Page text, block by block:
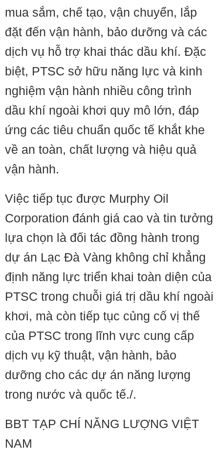
mua sắm, chế tạo, vận chuyển, lắp
đặt đến vận hành, bảo dưỡng và các
dịch vụ hỗ trợ khai thác dầu khí. Đặc
biệt, PTSC sở hữu năng lực và kinh
nghiệm vận hành nhiều công trình
dầu khí ngoài khơi quy mô lớn, đáp
ứng các tiêu chuẩn quốc tế khắt khe
về an toàn, chất lượng và hiệu quả
vận hành.
Việc tiếp tục được Murphy Oil
Corporation đánh giá cao và tin tưởng
lựa chọn là đối tác đồng hành trong
dự án Lạc Đà Vàng không chỉ khẳng
định năng lực triển khai toàn diện của
PTSC trong chuỗi giá trị dầu khí ngoài
khơi, mà còn tiếp tục củng cố vị thế
của PTSC trong lĩnh vực cung cấp
dịch vụ kỹ thuật, vận hành, bảo
dưỡng cho các dự án năng lượng
trong nước và quốc tế./.
BBT TẠP CHÍ NĂNG LƯỢNG VIỆT
NAM